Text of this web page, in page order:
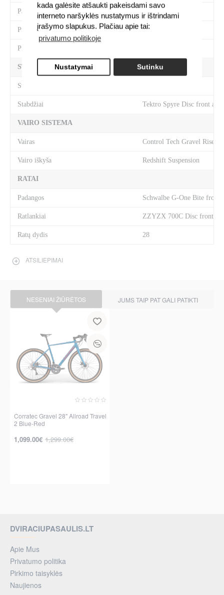
kada galėsite atšaukti pakeisdami savo
interneto naršyklės nustatymus ir ištrindami
įrašymo slapukus. Plačiau apie tai:
privatumo politikoje
Nustatymai Sutinku
Pavarų perjungimo rankenėlės Shimano Claris
Priekinis pavarų perjungėjas Shimano Claris 8S
Priekinis žvaigždžių blokas
STABDŽIŲ SISTEMA
Stabdžių tipas
Stabdžiai Tektro Spyre Disc front and
VAIRO SISTEMA
Vairas Control Tech Gravel Riser
Vairo iškyša Redshift Suspension
RATAI
Padangos Schwalbe G-One Bite front
Ratlankiai ZZYZX 700C Disc front
Ratų dydis 28
ATSILIEPIMAI
NESENIAI ŽIŪRĖTOS JUMS TAIP PAT GALI PATIKTI
-15%
Corratec Gravel 28" Allroad Travel
2 Blue-Red
1,099.00€ 1,299.00€
DVIRACIUPASAULIS.LT
Apie Mus
Privatumo politika
Pirkimo taisyklės
Naujienos